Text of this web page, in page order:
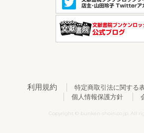
利用規約 特定商取引法に関する
個人情報保護方針
Copyright © bunken-shoin.co.jp. All